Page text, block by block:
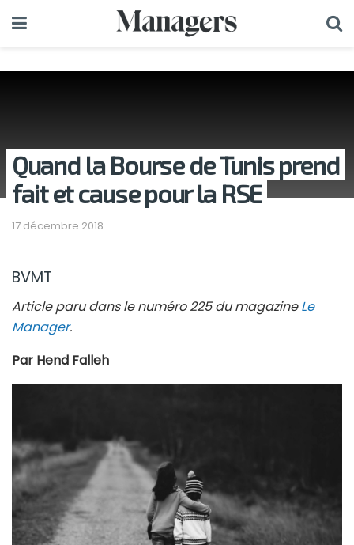
Quand la Bourse de Tunis prend
fait et cause pour la RSE
17 décembre 2018
BVMT
Article paru dans le numéro 225 du magazineLe
Manager.
Par Hend Falleh